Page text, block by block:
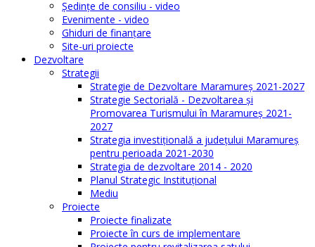
Şedinţe de consiliu - video
Evenimente - video
Ghiduri de finanţare
Site-uri proiecte
Dezvoltare
Strategii
Strategie de Dezvoltare Maramureș 2021-2027
Strategie Sectorială - Dezvoltarea și
Promovarea Turismului în Maramureș 2021-
2027
Strategia investiţională a județului Maramureș
pentru perioada 2021-2030
Strategia de dezvoltare 2014 - 2020
Planul Strategic Instituţional
Mediu
Proiecte
Proiecte finalizate
Proiecte în curs de implementare